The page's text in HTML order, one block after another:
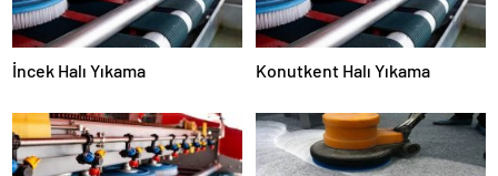
İncek Halı Yıkama Konutkent Halı Yıkama